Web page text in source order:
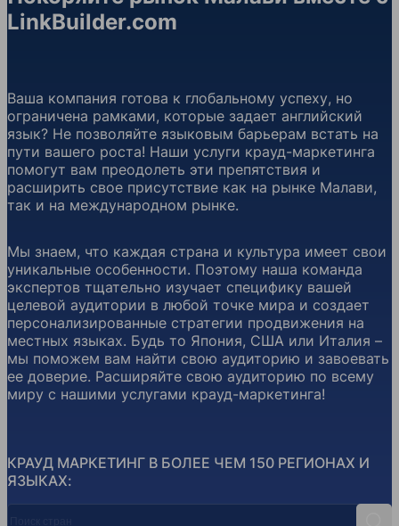
LinkBuilder.com
КРАУД МАРКЕТИНГ В БОЛЕЕ ЧЕМ 150 РЕГИОНАХ И
ЯЗЫКАХ:
Ваша компания готова к глобальному успеху, но
ограничена рамками, которые задает английский
язык? Не позволяйте языковым барьерам встать на
пути вашего роста! Наши услуги крауд-маркетинга
помогут вам преодолеть эти препятствия и
расширить свое присутствие как на рынке Малави,
так и на международном рынке.
Мы знаем, что каждая страна и культура имеет свои
уникальные особенности. Поэтому наша команда
экспертов тщательно изучает специфику вашей
целевой аудитории в любой точке мира и создает
персонализированные стратегии продвижения на
местных языках. Будь то Япония, США или Италия –
мы поможем вам найти свою аудиторию и завоевать
ее доверие. Расширяйте свою аудиторию по всему
миру с нашими услугами крауд-маркетинга!